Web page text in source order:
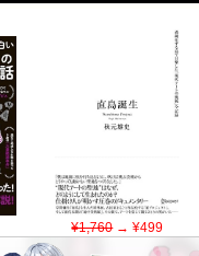
¥1,760→ ¥499